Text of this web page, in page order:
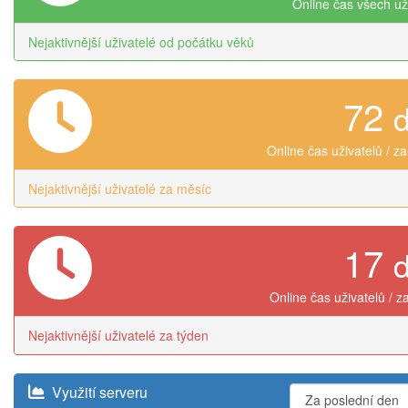
Nejaktivnější uživatelé od počátku věků
72
Online čas uživatelů /
Nejaktivnější uživatelé za měsíc
17
Online čas uživatelů /
Nejaktivnější uživatelé za týden
Využití serveru